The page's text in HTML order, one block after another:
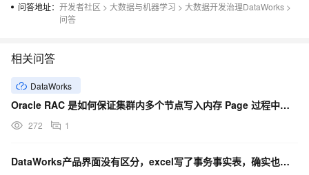
问答地址： 开发者社区 > 大数据与机器学习 > 大数据开发治理DataWorks >
问答
相关问答
DataWorks
Oracle RAC 是如何保证集群内多个节点写入内存 Page 过程中的一致性的？
272 1
DataWorks产品界面没有区分，excel写了事务事实表，确实也没有快照事实表的数据？